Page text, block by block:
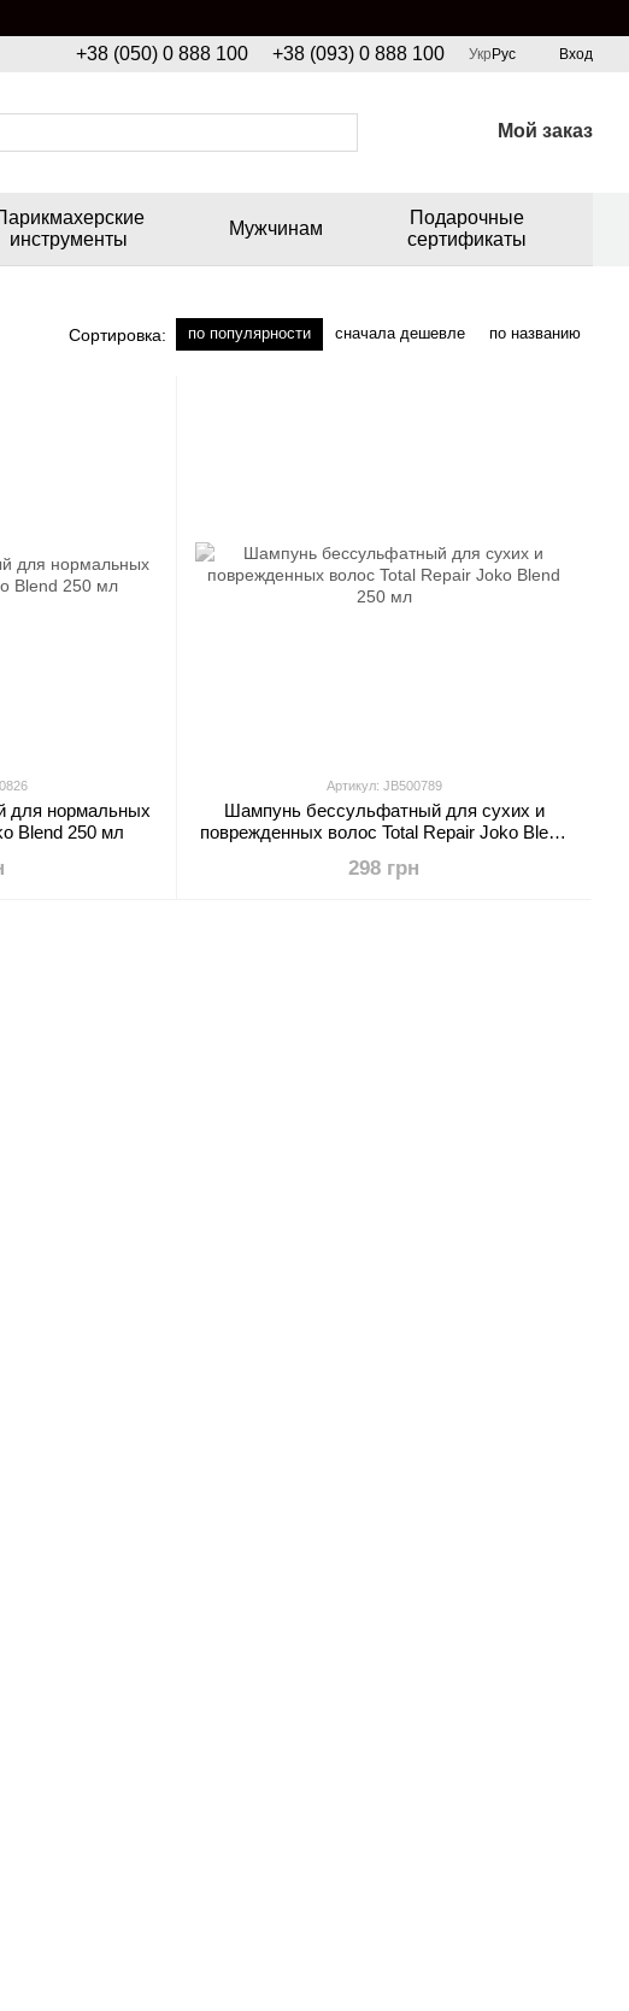
+38 (050) 0 888 100 +38 (093) 0 888 100 Укр Рус Вход
Мой заказ
инструменты
Мужчинам
Подарочные
сертификаты
Сортировка: по популярности сначала дешевле по названию
для нормальных
Blend 250 мл
Артикул: JB500789
Шампунь бессульфатный для сухих и
поврежденных волос Total Repair Joko Blend
298 грн